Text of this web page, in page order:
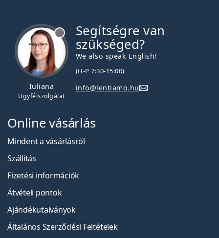
Iuliana
Ügyfélszolgálat
Segítségre van
szükséged?
We also speak English!
(H-P 7:30-15:00)
info@lentiamo.hu
Online vásárlás
Mindent a vásárlásról
Szállítás
Fizetési információk
Átvételi pontok
Ajándékutalványok
Általános Szerződési Feltételek